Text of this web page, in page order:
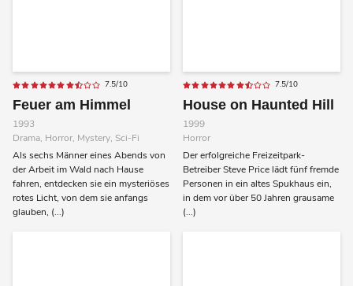
7.5/10
Feuer am Himmel
1993
Drama, Horror, Mystery, Sci-Fi
Als sechs Männer eines Abends von
der Arbeit im Wald nach Hause
fahren, entdecken sie ein mysteriöses
rotes Licht, von dem sie anfangs
glauben, (...)
7.5/10
House on Haunted Hill
1999
Horror
Der erfolgreiche Freizeitpark-
Betreiber Steve Price lädt fünf fremde
Personen in ein altes Spukhaus ein,
in dem vor über 50 Jahren grausame
(...)